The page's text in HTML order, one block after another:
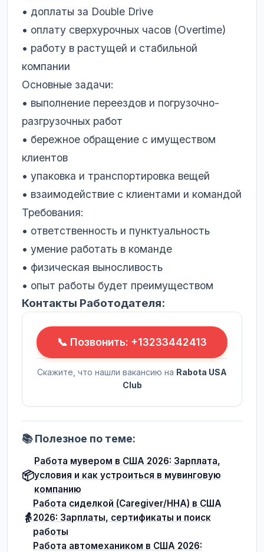
• доплаты за Double Drive
• оплату сверхурочных часов (Overtime)
• работу в растущей и стабильной
компании
Основные задачи:
• выполнение переездов и погрузочно-
разгрузочных работ
• бережное обращение с имуществом
клиентов
• упаковка и транспортировка вещей
• взаимодействие с клиентами и командой
Требования:
• ответственность и пунктуальность
• умение работать в команде
• физическая выносливость
• опыт работы будет преимуществом
Контакты Работодателя:
📞 Позвонить: +13233442413
Скажите, что нашли вакансию на Rabota USA
Club
📚 Полезное по теме:
📦
Работа мувером в США 2026: Зарплата,
условия и как устроиться в мувинговую
компанию
👵
Работа сиделкой (Caregiver/HHA) в США
2026: Зарплаты, сертификаты и поиск
работы
Работа автомехаником в США 2026: